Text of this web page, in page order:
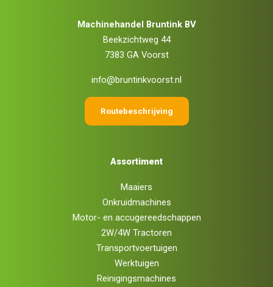
Machinehandel Bruntink BV
Beekzichtweg 44
7383 GA Voorst
info@bruntinkvoorst.nl
Routebeschrijving
Assortiment
Maaiers
Onkruidmachines
Motor- en accugereedschappen
2W/4W Tractoren
Transportvoertuigen
Werktuigen
Reinigingsmachines